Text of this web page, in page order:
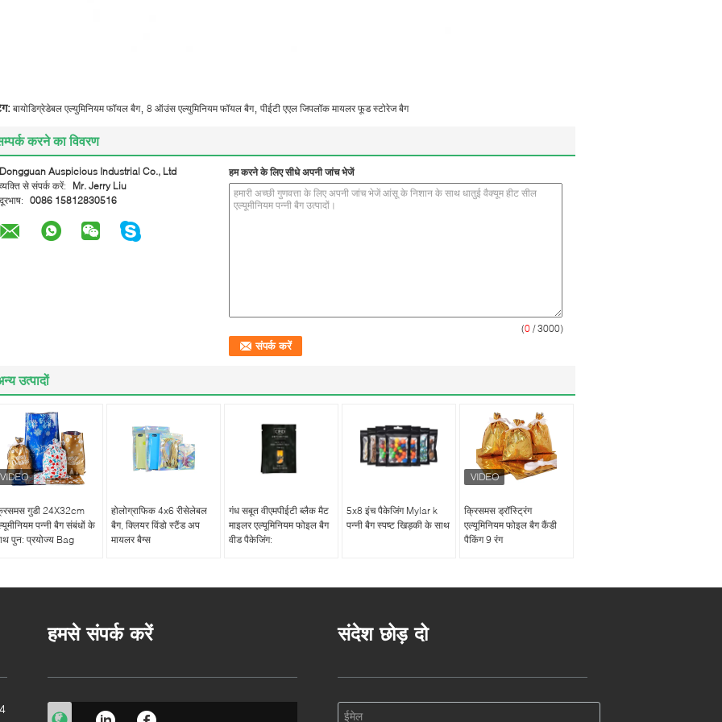
बायोडिग्रेडेबल एल्युमिनियम फॉयल बैग, 8 ऑउंस एल्युमिनियम फॉयल बैग, पीईटी एएल जिपलॉक मायलर फूड स्टोरेज बैग
करने का विवरण
Dongguan Auspicious Industrial Co., Ltd
व्यक्ति से संपर्क करें:
Mr. Jerry Liu
दूरभाष: 0086 15812830516
हम करने के लिए सीधे अपनी जांच भेजें
(0 / 3000)
उत्पादों
गुडी 24X32cm
पन्नी बैग संबंधों के
पुन: प्रयोज्य Bag
होलोग्राफिक 4x6 रीसेलेबल
बैग, क्लियर विंडो स्टैंड अप
मायलर बैग्स
गंध सबूत वीएमपीईटी ब्लैक मैट
माइलर एल्यूमिनियम फोइल बैग
वीड पैकेजिंग:
5x8 इंच पैकेजिंग Mylar k
पन्नी बैग स्पष्ट खिड़की के साथ
क्रिसमस ड्रॉस्ट्रिंग
एल्यूमिनियम फोइल बैग कैंडी
पैकिंग 9 रंग
हमसे संपर्क करें संदेश छोड़ दो